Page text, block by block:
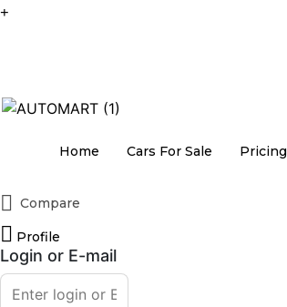
Home Cars For Sale Pricing
Compare
Profile
Login or E-mail